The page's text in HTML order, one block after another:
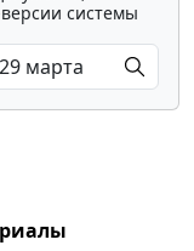
системы